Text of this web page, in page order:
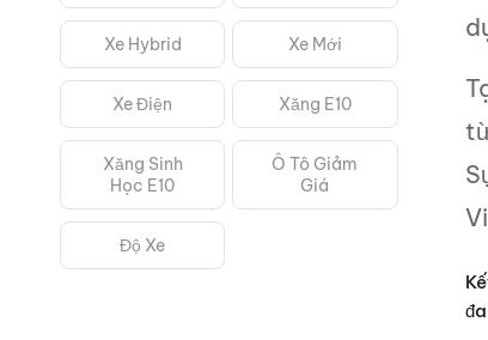
Xe Hybrid Xe Mới
Xe Điện Xăng E10
Xăng Sinh
Học E10
Ô Tô Giảm
Giá
Độ Xe